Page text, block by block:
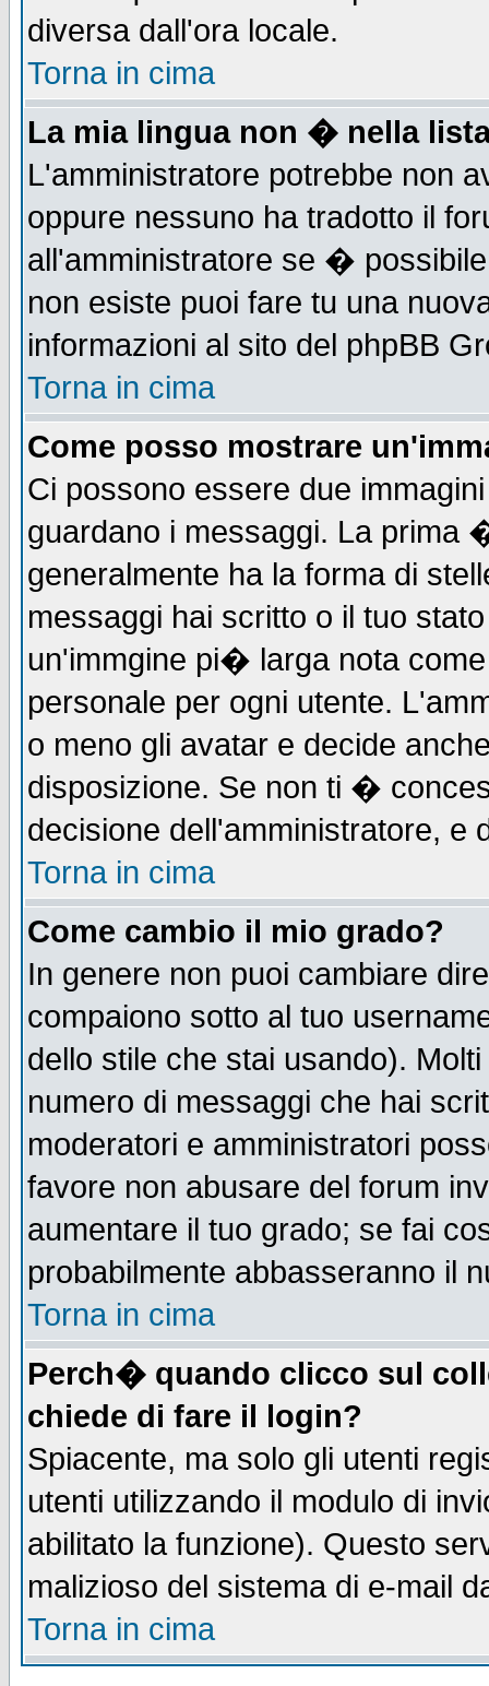
diversa dall'ora locale.
Torna in cima
La mia lingua non � nella
L'amministratore potrebbe non
oppure nessuno ha tradotto il
all'amministratore se �
non esiste puoi fare tu una
informazioni al sito del phpBB
Torna in cima
Come posso mostrare
Ci possono essere due
guardano i messaggi. La prima
generalmente ha la forma di
messaggi hai scritto o il tuo
un'immgine pi� larga nota
personale per ogni utente.
o meno gli avatar e decide
disposizione. Se non ti �
decisione dell'amministratore, e
Torna in cima
Come cambio il mio grado?
In genere non puoi cambiare
compaiono sotto al tuo
dello stile che stai usando).
numero di messaggi che hai
moderatori e amministratori
favore non abusare del forum
aumentare il tuo grado; se fai
probabilmente abbasseranno il
Torna in cima
Perch� quando clicco sul
chiede di fare il login?
Spiacente, ma solo gli utenti
utenti utilizzando il modulo di
abilitato la funzione). Questo
malizioso del sistema di e-mail
Torna in cima